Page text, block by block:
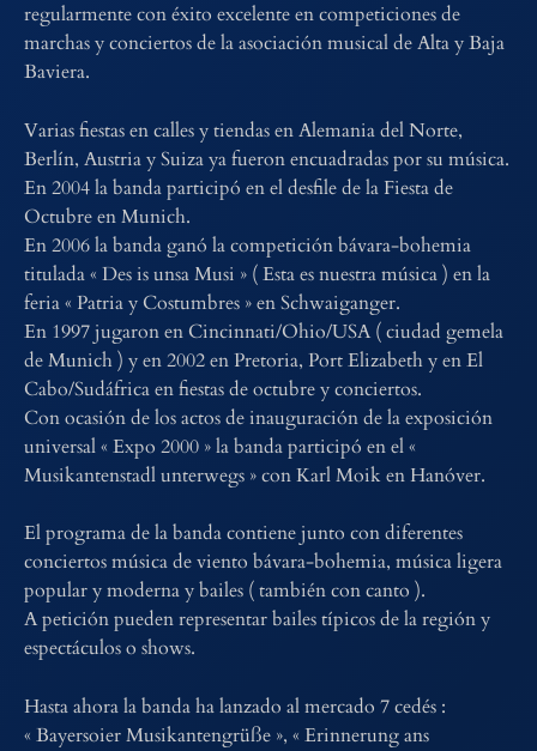
regularmente con éxito excelente en competiciones de
marchas y conciertos de la asociación musical de Alta y Baja
Baviera.
Varias fiestas en calles y tiendas en Alemania del Norte,
Berlín, Austria y Suiza ya fueron encuadradas por su música.
En 2004 la banda participó en el desfile de la Fiesta de
Octubre en Munich.
En 2006 la banda ganó la competición bávara-bohemia
titulada « Des is unsa Musi » ( Esta es nuestra música ) en la
feria « Patria y Costumbres » en Schwaiganger.
En 1997 jugaron en Cincinnati/Ohio/USA ( ciudad gemela
de Munich ) y en 2002 en Pretoria, Port Elizabeth y en El
Cabo/Sudáfrica en fiestas de octubre y conciertos.
Con ocasión de los actos de inauguración de la exposición
universal « Expo 2000 » la banda participó en el «
Musikantenstadl unterwegs » con Karl Moik en Hanóver.
El programa de la banda contiene junto con diferentes
conciertos música de viento bávara-bohemia, música ligera
popular y moderna y bailes ( también con canto ).
A petición pueden representar bailes típicos de la región y
espectáculos o shows.
Hasta ahora la banda ha lanzado al mercado 7 cedés :
« Bayersoier Musikantengrüße », « Erinnerung ans